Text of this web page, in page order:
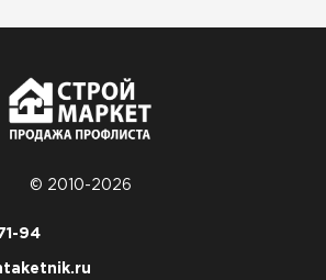
© 2010-2026
94